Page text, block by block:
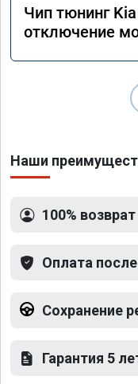
Чип тюнинг
отключение
Наши
100%
Оплата
Сохранение
Гарантия 5